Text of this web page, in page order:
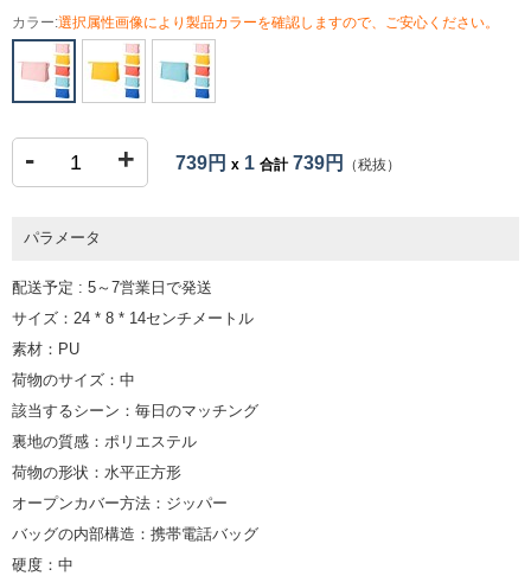
カラー:選択属性画像により製品カラーを確認しますので、ご安心ください。
- + 739円 x 1 合計739円 （税抜）
パラメータ
配送予定 : 5～7営業日で発送
サイズ：24 * 8 * 14センチメートル
素材：PU
荷物のサイズ：中
該当するシーン：毎日のマッチング
裏地の質感：ポリエステル
荷物の形状：水平正方形
オープンカバー方法：ジッパー
バッグの内部構造：携帯電話バッグ
硬度：中